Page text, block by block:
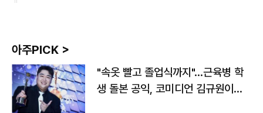
아주PICK >
"속옷 빨고 졸업식까지"…근육병 학
생 돌본 공익, 코미디언 김규원이었